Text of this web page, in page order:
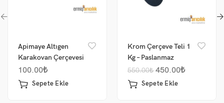
Apimaye Altıgen
Karakovan Çerçevesi
(LN-24)
100.00₺
Sepete Ekle
Krom Çerçeve Teli 1
Kg – Paslanmaz
550.00₺ 450.00₺
Sepete Ekle